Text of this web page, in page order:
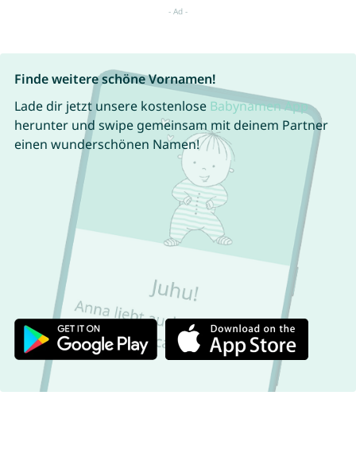
Finde weitere schöne Vornamen!
Lade dir jetzt unsere kostenlose Babynamen App
herunter und swipe gemeinsam mit deinem Partner
einen wunderschönen Namen!